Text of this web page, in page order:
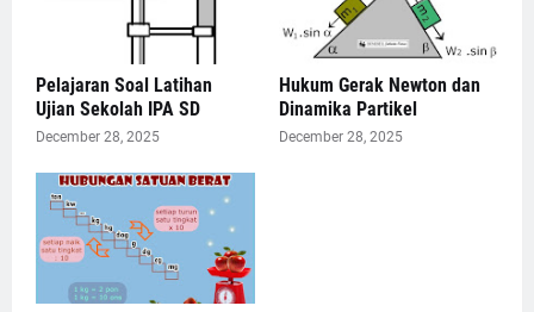
Pelajaran Soal Latihan
Ujian Sekolah IPA SD
December 28, 2025
Hukum Gerak Newton dan
Dinamika Partikel
December 28, 2025